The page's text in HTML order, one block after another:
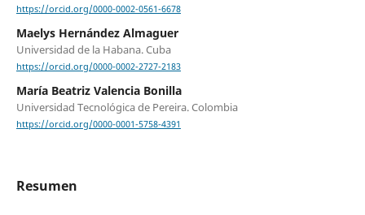
https://orcid.org/0000-0002-0561-6678
Maelys Hernández Almaguer
Universidad de la Habana. Cuba
https://orcid.org/0000-0002-2727-2183
María Beatriz Valencia Bonilla
Universidad Tecnológica de Pereira. Colombia
https://orcid.org/0000-0001-5758-4391
Resumen